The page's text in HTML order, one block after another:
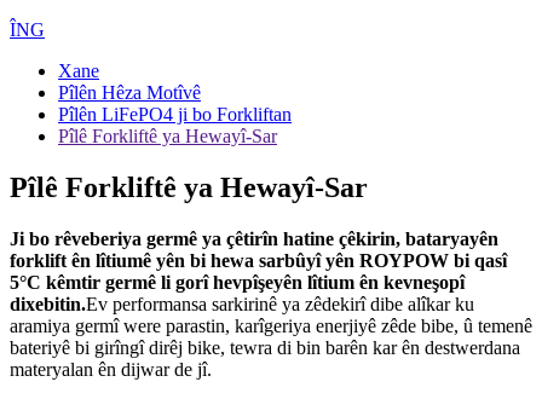
ÎNG
Xane
Pîlên Hêza Motîvê
Pîlên LiFePO4 ji bo Forkliftan
Pîlê Forkliftê ya Hewayî-Sar
Pîlê Forkliftê ya Hewayî-Sar
Ji bo rêveberiya germê ya çêtirîn hatine çêkirin, bataryayên
forklift ên lîtiumê yên bi hewa sarbûyî yên ROYPOW bi qasî
5°C kêmtir germê li gorî hevpîşeyên lîtium ên kevneşopî
dixebitin.Ev performansa sarkirinê ya zêdekirî dibe alîkar ku
aramiya germî were parastin, karîgeriya enerjiyê zêde bibe, û temenê
bateriyê bi girîngî dirêj bike, tewra di bin barên kar ên destwerdana
materyalan ên dijwar de jî.